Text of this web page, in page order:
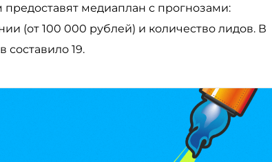
предоставят медиаплан с прогнозами:
(от 100 000 рублей) и количество лидов. В
19.